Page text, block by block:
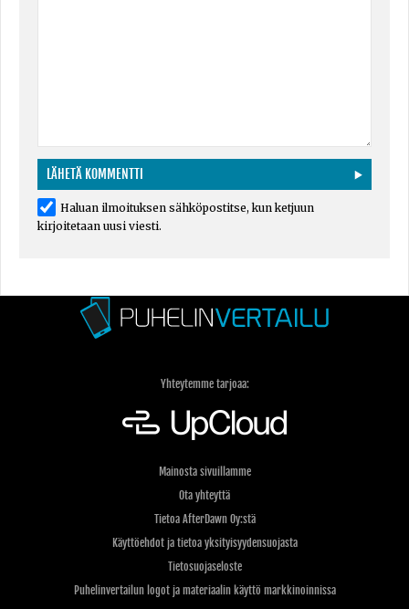
Haluan ilmoituksen sähköpostitse, kun ketjuun
kirjoitetaan uusi viesti.
Yhteytemme tarjoaa:
Mainosta sivuillamme
Ota yhteyttä
Tietoa AfterDawn Oy:stä
Käyttöehdot ja tietoa yksityisyydensuojasta
Tietosuojaseloste
Puhelinvertailun logot ja materiaalin käyttö markkinoinnissa